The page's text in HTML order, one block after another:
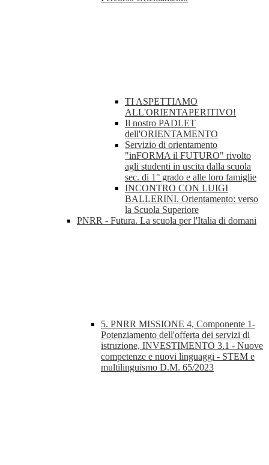
TI ASPETTIAMO
ALL'ORIENTAPERITIVO!
Il nostro PADLET
dell'ORIENTAMENTO
Servizio di orientamento
"inFORMA il FUTURO" rivolto
agli studenti in uscita dalla scuola
sec. di 1° grado e alle loro famiglie
INCONTRO CON LUIGI
BALLERINI. Orientamento: verso
la Scuola Superiore
PNRR - Futura. La scuola per l'Italia di domani
5. PNRR MISSIONE 4, Componente 1-
Potenziamento dell'offerta dei servizi di
istruzione, INVESTIMENTO 3.1 - Nuove
competenze e nuovi linguaggi - STEM e
multilinguismo D.M. 65/2023